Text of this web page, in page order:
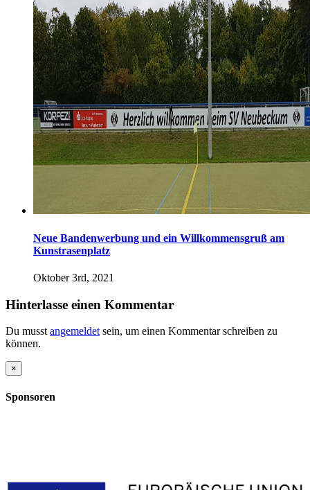
Neue Bandenwerbung und ein Willkommensgruß am
Kunstrasenplatz
Oktober 3rd, 2021
Hinterlasse einen Kommentar
Du musstangemeldetsein, um einen Kommentar schreiben zu
können.
Close
product
view
×
Sponsoren